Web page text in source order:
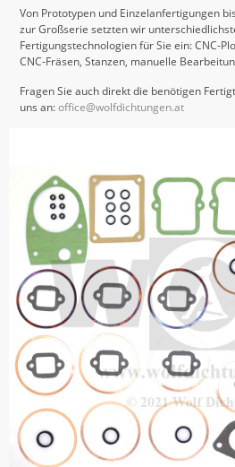
Von Prototypen und Einzelanfertigungen
zur Großserie setzten wir
Fertigungstechnologien für Sie ein: CNC-
CNC-Fräsen, Stanzen, manuelle
Fragen Sie auch direkt die benötigen
uns an:office@wolfdichtungen.at